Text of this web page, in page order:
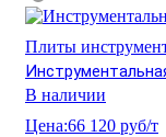
Плиты
В наличии
Цена:66 120 руб/т